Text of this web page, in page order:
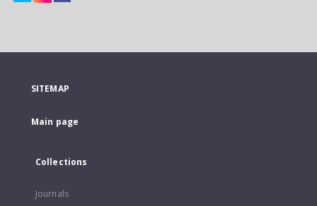
SITEMAP
Main page
Collections
Journals